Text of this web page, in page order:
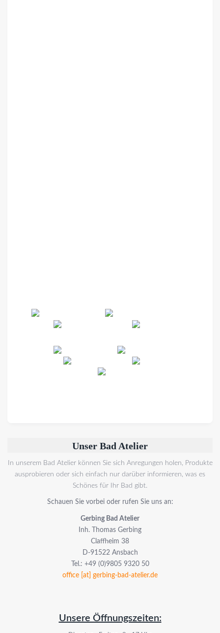
Unser Bad Atelier
In unserem Bad Atelier können Sie sich Anregungen holen, Produkte
ausprobieren oder sich einfach nur darüber informieren, was es
Schönes für Ihr Bad gibt.
Schauen Sie vorbei oder rufen Sie uns an:
Gerbing Bad Atelier
Inh. Thomas Gerbing
Claffheim 38
D-91522 Ansbach
Tel.: +49 (0)9805 9320 50
office [at] gerbing-bad-atelier.de
Unsere Öffnungszeiten: